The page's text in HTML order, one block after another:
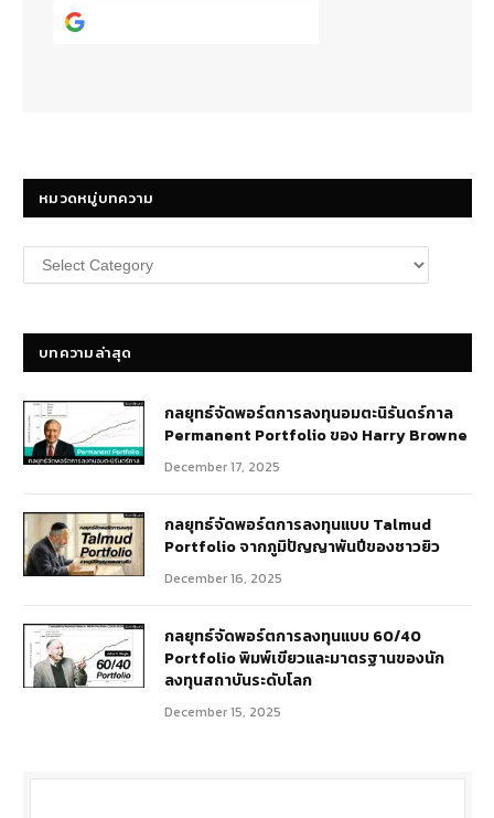
หมวดหมู่บทความ
หมวด
หมู่
บทความล่าสุด
กลยุทธ์​จัดพอร์ตการลงทุนอมตะนิรันดร์กาล
Permanent Portfolio ของ Harry Browne
December 17, 2025
กลยุทธ์จัดพอร์ตการลงทุนแบบ Talmud
Portfolio จากภูมิปัญญาพันปีของชาวยิว
December 16, 2025
กลยุทธ์จัดพอร์ตการลงทุนแบบ 60/40
Portfolio พิมพ์เขียวและมาตรฐานของนัก
ลงทุนสถาบันระดับโลก
December 15, 2025